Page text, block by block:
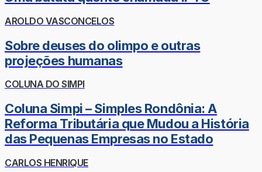
AROLDO VASCONCELOS
Sobre deuses do olimpo e outras
projeções humanas
COLUNA DO SIMPI
Coluna Simpi – Simples Rondônia: A
Reforma Tributária que Mudou a História
das Pequenas Empresas no Estado
CARLOS HENRIQUE